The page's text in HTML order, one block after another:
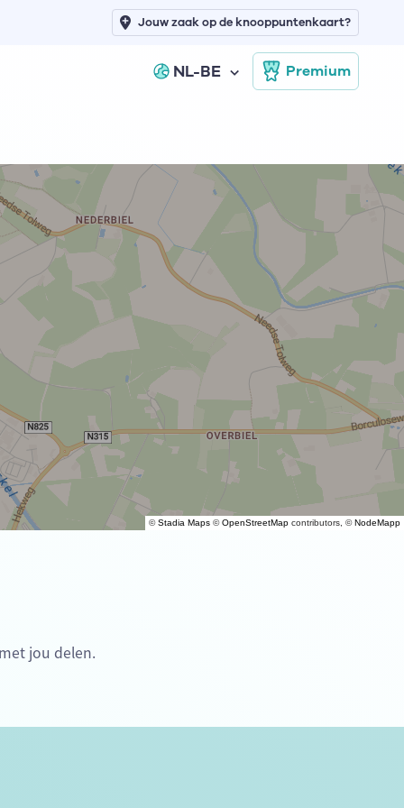
NL-BE Premium
Jouw zaak op de knooppuntenkaart?
©Stadia Maps ©OpenStreetMap contributors, ©NodeMapp
jou delen.